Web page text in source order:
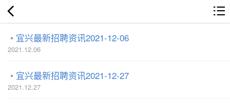
宜兴最新招聘资讯2021-12-06
2021.12.06
宜兴最新招聘资讯2021-12-27
2021.12.27